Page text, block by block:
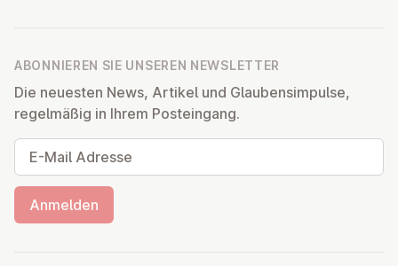
ABONNIEREN SIE UNSEREN NEWSLETTER
Die neuesten News, Artikel und Glaubensimpulse,
regelmäßig in Ihrem Posteingang.
E-Mail Adresse
Anmelden